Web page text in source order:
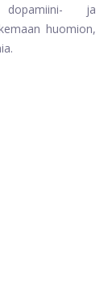
ja
huomion,